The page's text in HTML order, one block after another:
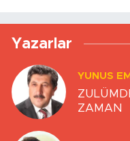
Yazarlar
YUNUS
ZAMAN